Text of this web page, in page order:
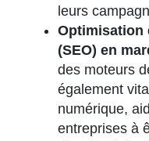
leurs
Optimisation
(SEO) en
des moteurs
également
numérique,
entreprises à